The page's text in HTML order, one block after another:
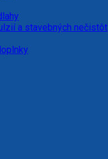
a stavebných nečistôt